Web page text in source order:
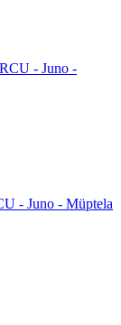
- Juno - Müptela